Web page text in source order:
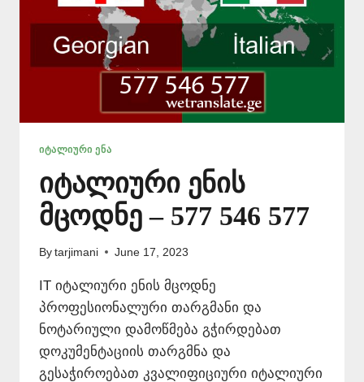
ᲘᲢᲐᲚᲘᲣᲠᲘ ᲔᲜᲐ
იტალიური ენის
მცოდნე – 577 546 577
By tarjimani June 17, 2023
IT იტალიური ენის მცოდნე
პროფესიონალური თარგმანი და
ნოტარიული დამოწმება გჭირდებათ
დოკუმენტაციის თარგმნა და
გესაჭიროებათ კვალიფიციური იტალიური